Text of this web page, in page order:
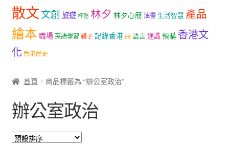
無紙書
文創
散文 文創 旅遊 杯墊 林夕 林夕心簡 油畫 生活智慧 產品
繪本 職場 英語學習 親子 記錄香港 詩 語言通識預購 香港文
化 香港歷史
首頁 商品標籤為 “辦公室政治”
辦公室政治